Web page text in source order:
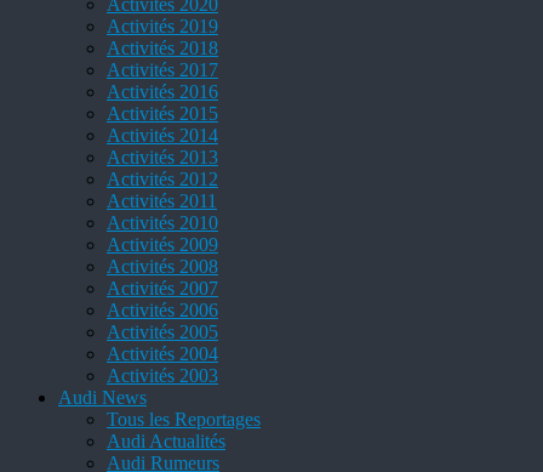
Activités 2020
Activités 2019
Activités 2018
Activités 2017
Activités 2016
Activités 2015
Activités 2014
Activités 2013
Activités 2012
Activités 2011
Activités 2010
Activités 2009
Activités 2008
Activités 2007
Activités 2006
Activités 2005
Activités 2004
Activités 2003
Audi News
Tous les Reportages
Audi Actualités
Audi Rumeurs